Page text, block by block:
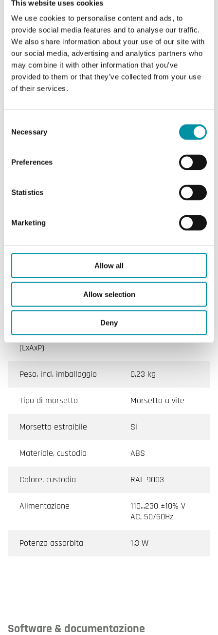
This website uses cookies
We use cookies to personalise content and ads, to
provide social media features and to analyse our traffic.
We also share information about your use of our site with
our social media, advertising and analytics partners who
may combine it with other information that you’ve
provided to them or that they’ve collected from your use
of their services.
Selection
Necessary
Preferences
Statistics
Marketing
Allow all
Allow selection
Deny
AO
DO 1
Intervallo di misura,
temp
-15…90 °C
coil
Classe apparecchio
(senza condensa)
stoccaggio
Montaggio Stanza, Parete
Dimensioni esterne
(LxAxP)
128x80x55 mm
Peso, incl. imballaggio 0.23 kg
Tipo di morsetto Morsetto a vite
Morsetto estraibile Si
Materiale, custodia ABS
Colore, custodia RAL 9003
Alimentazione
110...230 ±10% V
AC, 50/60Hz
Potenza assorbita 1.3 W
Software & documentazione